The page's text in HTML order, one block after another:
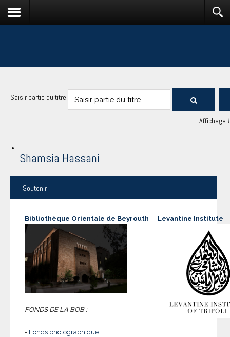
Saisir partie du titre
Affichage
Shamsia Hassani
Soutenir
Bibliothèque Orientale de Beyrouth
FONDS DE LA BOB :
- Fonds photographique
Levantine Institute